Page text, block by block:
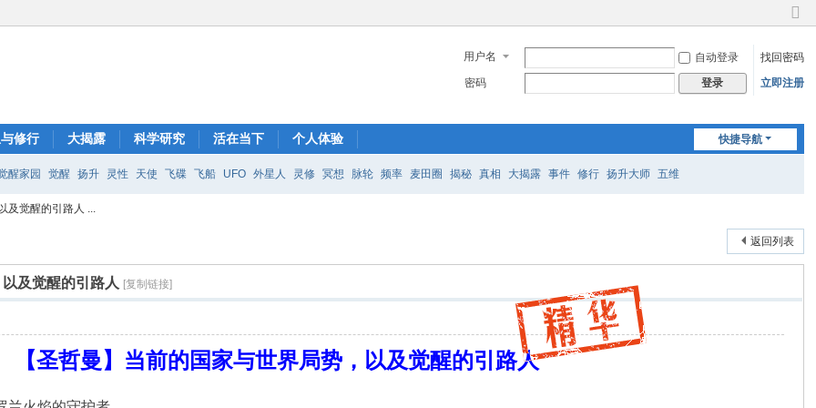
切
到
窄
用户名 自动登录
找回密码
密码
登录 立即注册
快捷导航
修行 大揭露 科学研究 活在当下 个人体验
醒家园 觉醒 扬升 灵性 天使 飞碟 飞船 UFO 外星人 灵修 冥想 脉轮 频率 麦田圈 揭秘 真相 大揭露 事件 修行 扬升大师 五维
及觉醒的引路人 ...
返回列表
及觉醒的引路人 [复制链接]
【圣哲曼】当前的国家与世界局势，以及觉醒的引路人